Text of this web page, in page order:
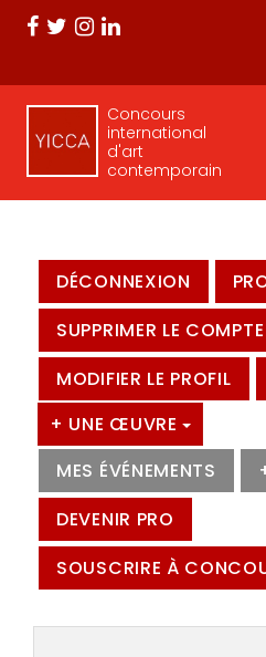
Concours
international
d'art
contemporain
DÉCONNEXION
SUPPRIMER LE COMPTE
MODIFIER LE PROFIL
+ UNE ŒUVRE
MES ÉVÉNEMENTS
DEVENIR PRO
SOUSCRIRE À